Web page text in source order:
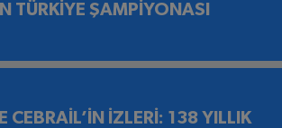
ŞAMPİYONASI
CEBRAİL’İN İZLERİ: 138 YILLIK